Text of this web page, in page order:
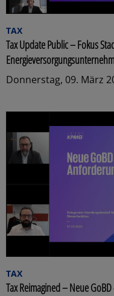
TAX
Tax Update Public – Fokus
Donnerstag, 09. März
TAX
Tax Reimagined – Neue